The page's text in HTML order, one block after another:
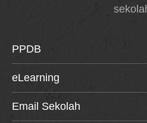
PPDB
eLearning
Email Sekolah